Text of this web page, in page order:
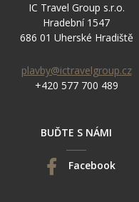
IC Travel Group s.r.o.
Hradební 1547
686 01 Uherské Hradiště
plavby@ictravelgroup.cz
+420 577 700 489
BUĎTE S NÁMI
Facebook